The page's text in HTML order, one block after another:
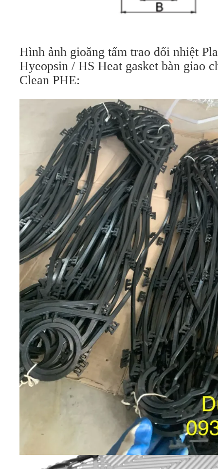
Hình ảnh gioăng tấm trao đổi nhiệt
Hyeopsin / HS Heat gasket bàn giao
Clean PHE: